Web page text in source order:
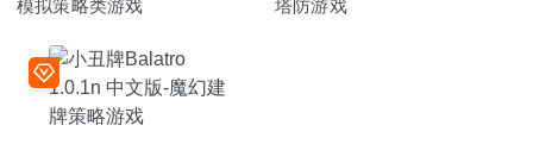
模拟策略类游戏
塔防游戏